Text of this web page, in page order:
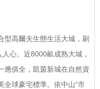
型高爾夫生態生活大城，刷
心。近8000畝成熟大城，
應俱全，凱茵新城在自然資
全球豪宅標準。依中山“市